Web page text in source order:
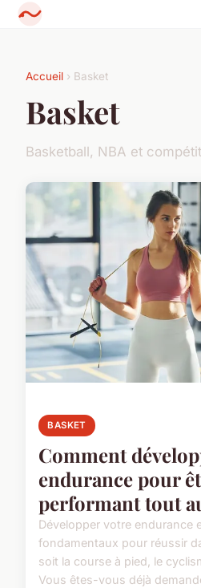
Accueil › Basket
Basket
Basketball, NBA et
BASKET
Comment
endurance pour
performant tout
Développer votre endurance
fondamentaux pour réussir
soit la course à pied, le
Vous êtes-vous déjà